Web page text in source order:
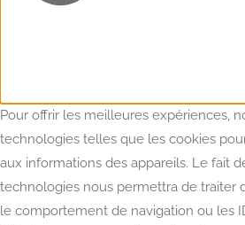
Pour offrir les meilleures expériences,
technologies telles que les cookies
aux informations des appareils. Le fait
technologies nous permettra de traiter
le comportement de navigation ou les